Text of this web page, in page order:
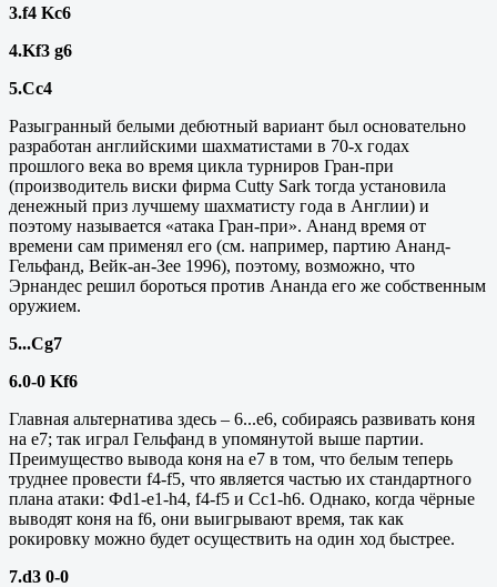
3.f4 Kc6
4.Kf3 g6
5.Cc4
Разыгранный белыми дебютный вариант был основательно
разработан английскими шахматистами в 70-х годах
прошлого века во время цикла турниров Гран-при
(производитель виски фирма Cutty Sark тогда установила
денежный приз лучшему шахматисту года в Англии) и
поэтому называется «атака Гран-при». Ананд время от
времени сам применял его (см. например, партию Ананд-
Гельфанд, Вейк-ан-Зее 1996), поэтому, возможно, что
Эрнандес решил бороться против Ананда его же собственным
оружием.
5...Cg7
6.0-0 Kf6
Главная альтернатива здесь – 6...е6, собираясь развивать коня
на е7; так играл Гельфанд в упомянутой выше партии.
Преимущество вывода коня на е7 в том, что белым теперь
труднее провести f4-f5, что является частью их стандартного
плана атаки: Фd1-e1-h4, f4-f5 и Cc1-h6. Однако, когда чёрные
выводят коня на f6, они выигрывают время, так как
рокировку можно будет осуществить на один ход быстрее.
7.d3 0-0